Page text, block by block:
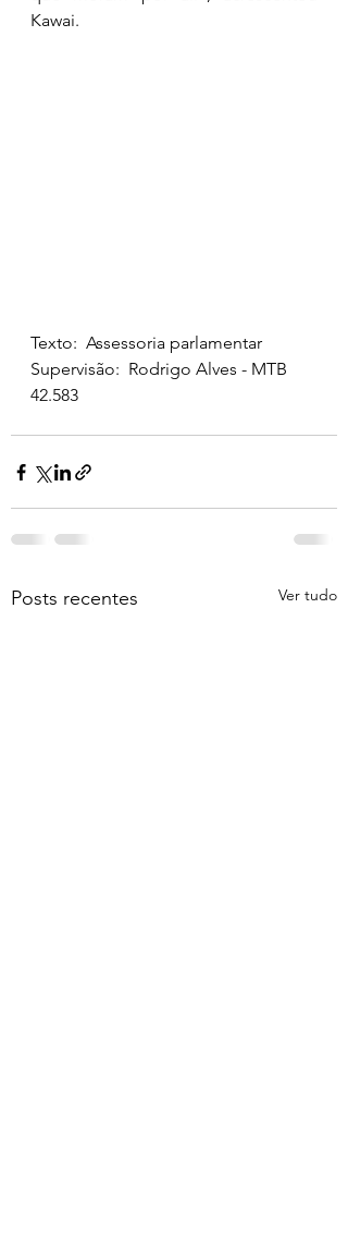
Kawai.
Texto:  Assessoria parlamentar
Supervisão:  Rodrigo Alves - MTB
42.583
Posts recentes Ver tudo